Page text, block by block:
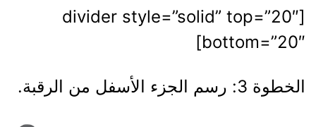
[divider style=”solid” top=”20″
bottom=”20″]
الخطوة 3: رسم الجزء الأسفل من الرقبة.